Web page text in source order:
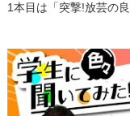
1本目は「突撃!放芸の